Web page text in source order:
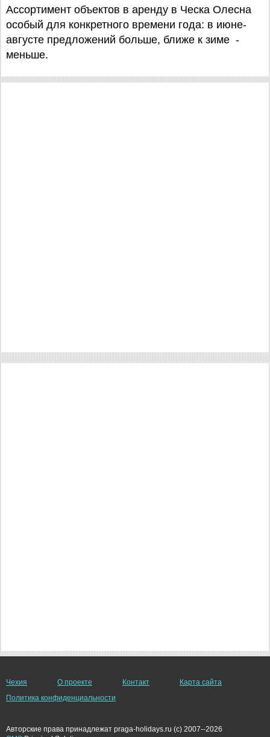
Ассортимент объектов в аренду в Ческа Олесна
особый для конкретного времени года: в июне-
августе предложений больше, ближе к зиме -
меньше.
Чехия О проекте Контакт
Карта сайта
Политика конфиденциальности
Авторские права принадлежат praga-holidays.ru (c) 2007--2026